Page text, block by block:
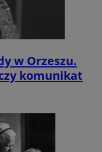
w Orzeszu.
komunikat